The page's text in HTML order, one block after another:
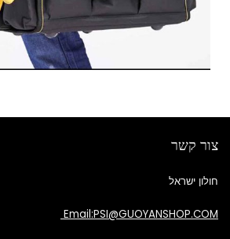
צור קשר
חולון ישראל
Email:PSI@GUOYANSHOP.COM